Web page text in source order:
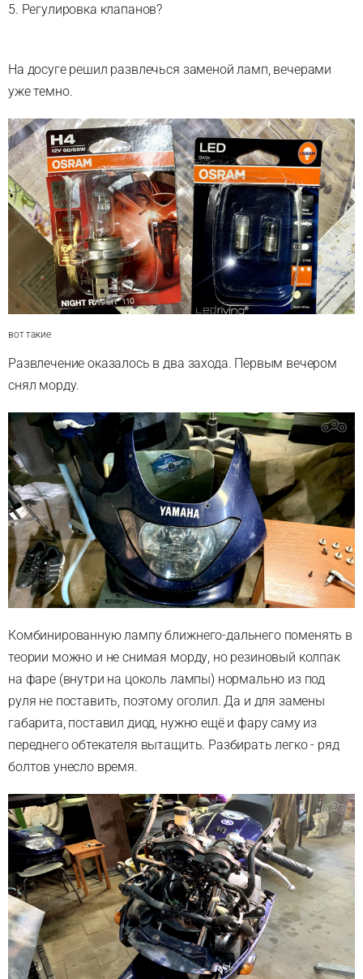
5. Регулировка клапанов?
На досуге решил развлечься заменой ламп, вечерами
уже темно.
вот такие
Развлечение оказалось в два захода. Первым вечером
снял морду.
Комбинированную лампу ближнего-дальнего поменять в
теории можно и не снимая морду, но резиновый колпак
на фаре (внутри на цоколь лампы) нормально из под
руля не поставить, поэтому оголил. Да и для замены
габарита, поставил диод, нужно ещё и фару саму из
переднего обтекателя вытащить. Разбирать легко - ряд
болтов унесло время.